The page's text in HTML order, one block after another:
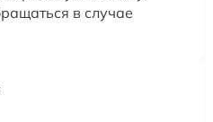
в случае